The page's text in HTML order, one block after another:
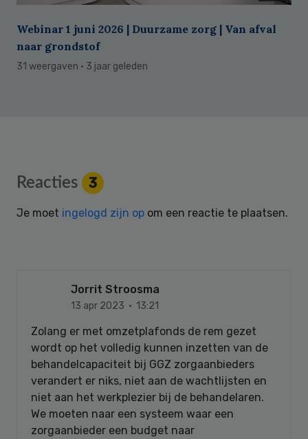
Webinar 1 juni 2026 | Duurzame zorg | Van afval
naar grondstof
31 weergaven · 3 jaar geleden
Reader
Interactions
Reacties 3
Je moet ingelogd zijn op om een reactie te plaatsen.
Jorrit Stroosma
13 apr 2023 · 13:21
Zolang er met omzetplafonds de rem gezet
wordt op het volledig kunnen inzetten van de
behandelcapaciteit bij GGZ zorgaanbieders
verandert er niks, niet aan de wachtlijsten en
niet aan het werkplezier bij de behandelaren.
We moeten naar een systeem waar een
zorgaanbieder een budget naar